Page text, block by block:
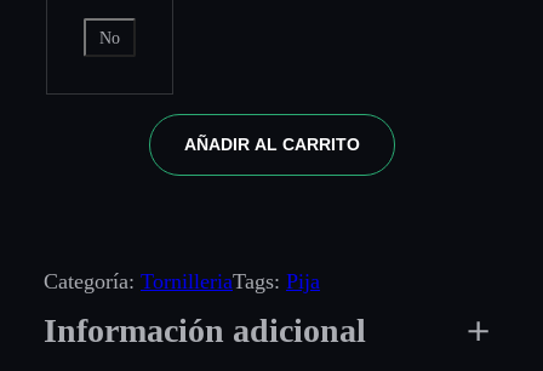
No
AÑADIR AL CARRITO
Categoría: TornilleriaTags: Pija
Información adicional